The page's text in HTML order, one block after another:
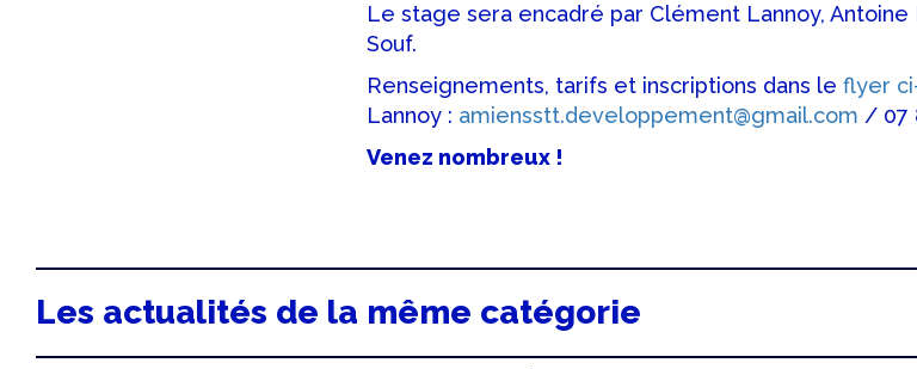
Le stage sera encadré par Clément Lannoy, Antoine
Souf.
Renseignements, tarifs et inscriptions dans le flyer
Lannoy : amiensstt.developpement@gmail.com / 07
Venez nombreux !
Les actualités de la même catégorie